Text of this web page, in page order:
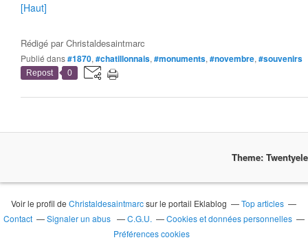
[Haut]
Rédigé parChristaldesaintmarc
Publié dans#1870, #chatillonnais, #monuments, #novembre, #souvenirs
Repost 0
Theme:
Voir le profil deChristaldesaintmarcsur le portail Eklablog
Top articles
Contact
Signaler un abus C.G.U.
Cookies et données personnelles
Préférences cookies